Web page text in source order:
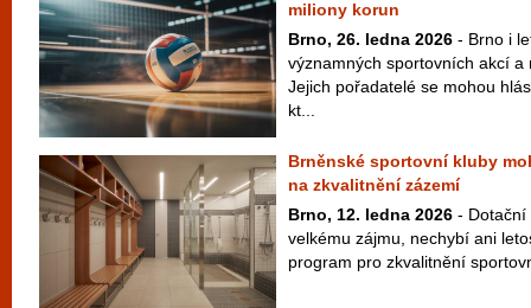
miliony korun
Brno, 26. ledna 2026 - Brno i
významných sportovních akcí
Jejich pořadatelé se mohou
kt...
Brněnské sportovní kluby
na zkvalitnění zázemí
Brno, 12. ledna 2026 - Dotační
velkému zájmu, nechybí ani
program pro zkvalitnění